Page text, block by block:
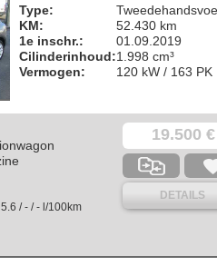
Type:
KM:
52.430 km
1e inschr.:
01.09.2019
Cilinderinhoud:1.998 cm³
Vermogen:
120 kW / 163 PK
19.500 €
DETAILS
/ - / - l/100km